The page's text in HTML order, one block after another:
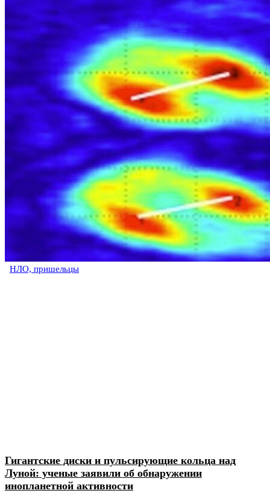
НЛО, пришельцы
Гигантские диски и пульсирующие кольца над
Луной: ученые заявили об обнаружении
инопланетной активности